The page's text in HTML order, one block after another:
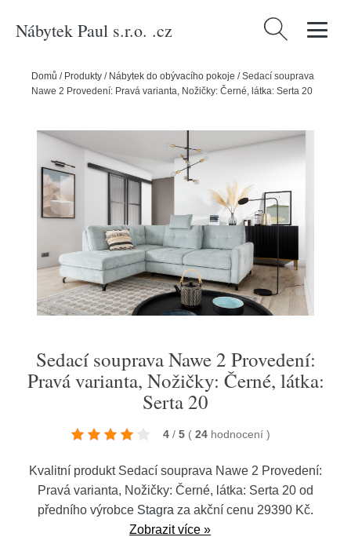
Nábytek Paul s.r.o. .cz Vyhledávání
Domů / Produkty / Nábytek do obývacího pokoje /Sedací souprava
Nawe 2 Provedení: Pravá varianta, Nožičky: Černé, látka: Serta 20
Sedací souprava Nawe 2 Provedení:
Pravá varianta, Nožičky: Černé, látka:
Serta 20
4 / 5 ( 24 hodnocení )
Kvalitní produkt Sedací souprava Nawe 2 Provedení:
Pravá varianta, Nožičky: Černé, látka: Serta 20 od
předního výrobce Stagra za akční cenu 29390 Kč.
Zobrazit více »